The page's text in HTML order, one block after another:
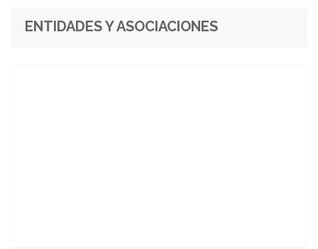
ENTIDADES Y ASOCIACIONES